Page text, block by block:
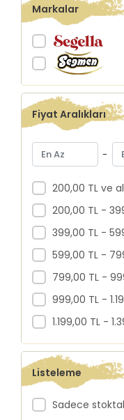
Fırsat Ürünleri
Markalar
Fiyat Aralıkları
-
200,00 TL ve
200,00 TL -
399,00 TL -
599,00 TL -
799,00 TL -
999,00 TL -
1.199,00 TL -
Listeleme
Sadece